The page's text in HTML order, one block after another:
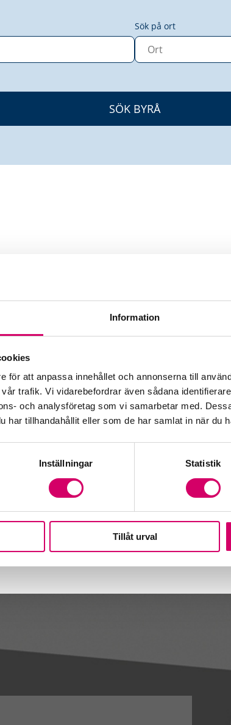
Information
för att anpassa innehållet och annonserna till
trafik. Vi vidarebefordrar även sådana
och analysföretag som vi samarbetar med.
har tillhandahållit eller som de har samlat in när du
Inställningar Statistik
Tillåt urval
Sök på ort
Malmborg